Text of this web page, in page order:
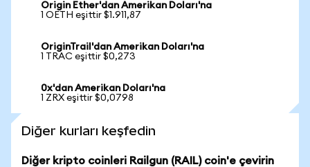
Origin Ether'dan Amerikan Doları'na
1 OETH eşittir $1.911,87
OriginTrail'dan Amerikan Doları'na
1 TRAC eşittir $0,273
0x'dan Amerikan Doları'na
1 ZRX eşittir $0,0798
Diğer kurları keşfedin
Diğer kripto coinleri Railgun (RAIL) coin'e çevirin